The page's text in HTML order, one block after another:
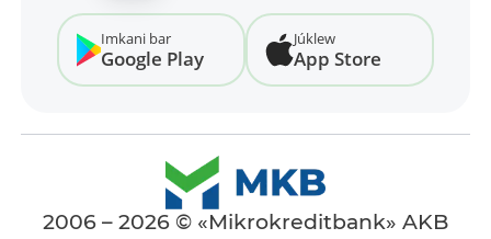
Imkani bar
Google Play
Júklew
App Store
2006 – 2026 © «Mikrokreditbank» AKB